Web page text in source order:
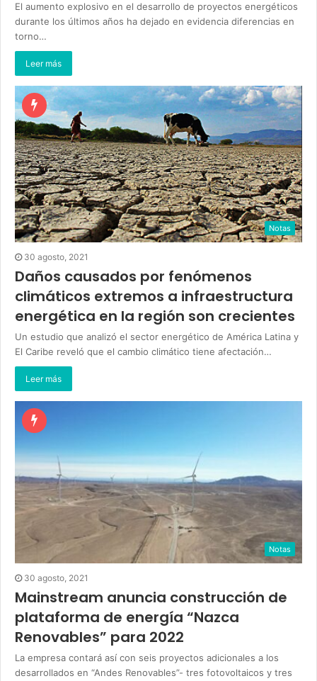
El aumento explosivo en el desarrollo de proyectos energéticos
durante los últimos años ha dejado en evidencia diferencias en
torno…
Leer más
Notas
30 agosto, 2021
Daños causados por fenómenos
climáticos extremos a infraestructura
energética en la región son crecientes
Un estudio que analizó el sector energético de América Latina y
El Caribe reveló que el cambio climático tiene afectación…
Leer más
Notas
30 agosto, 2021
Mainstream anuncia construcción de
plataforma de energía “Nazca
Renovables” para 2022
La empresa contará así con seis proyectos adicionales a los
desarrollados en “Andes Renovables”- tres fotovoltaicos y tres